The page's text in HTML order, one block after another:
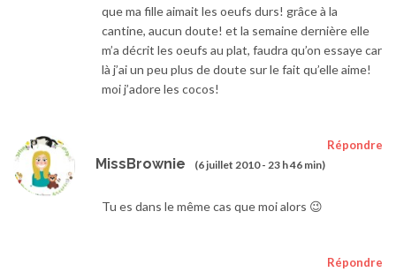
que ma fille aimait les oeufs durs! grâce à la
cantine, aucun doute! et la semaine dernière elle
m’a décrit les oeufs au plat, faudra qu’on essaye car
là j’ai un peu plus de doute sur le fait qu’elle aime!
moi j’adore les cocos!
MissBrownie (6 juillet 2010 - 23 h 46 min)
Répondre
Tu es dans le même cas que moi alors 😉
Répondre